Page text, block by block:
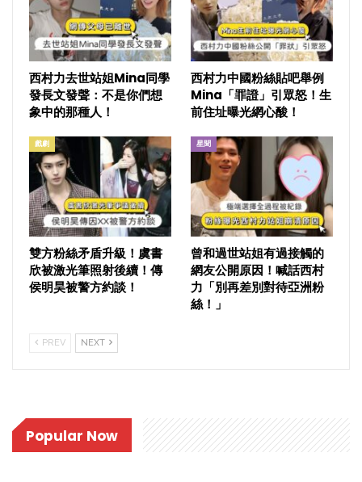
西村力去世站姐Mina同學
發長文發聲：不是你們想
象中的那種人！
西村力中國粉絲貼吧舉例
Mina「罪證」引眾怒！生
前住址曝光網心酸！
戲劇
雙方粉絲矛盾升級！虞書
欣被激光筆照射後續！傳
侯明昊被警方約談！
星聞
曾和過世站姐有過接觸的
網友公開原因！喊話西村
力「別再差別對待亞洲粉
絲！」
PREV NEXT
Popular Now